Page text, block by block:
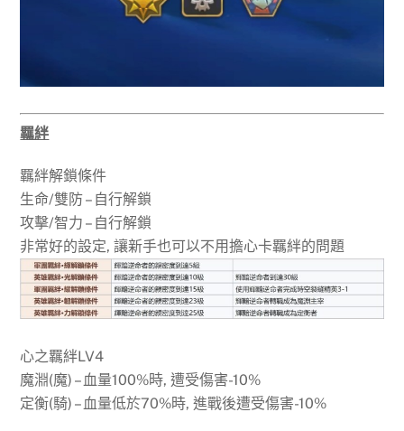
羈絆
羈絆解鎖條件
生命/雙防 – 自行解鎖
攻擊/智力 – 自行解鎖
非常好的設定, 讓新手也可以不用擔心卡羈絆的問題
心之羈絆LV4
魔淵(魔) – 血量100%時, 遭受傷害-10%
定衡(騎) – 血量低於70%時, 進戰後遭受傷害-10%